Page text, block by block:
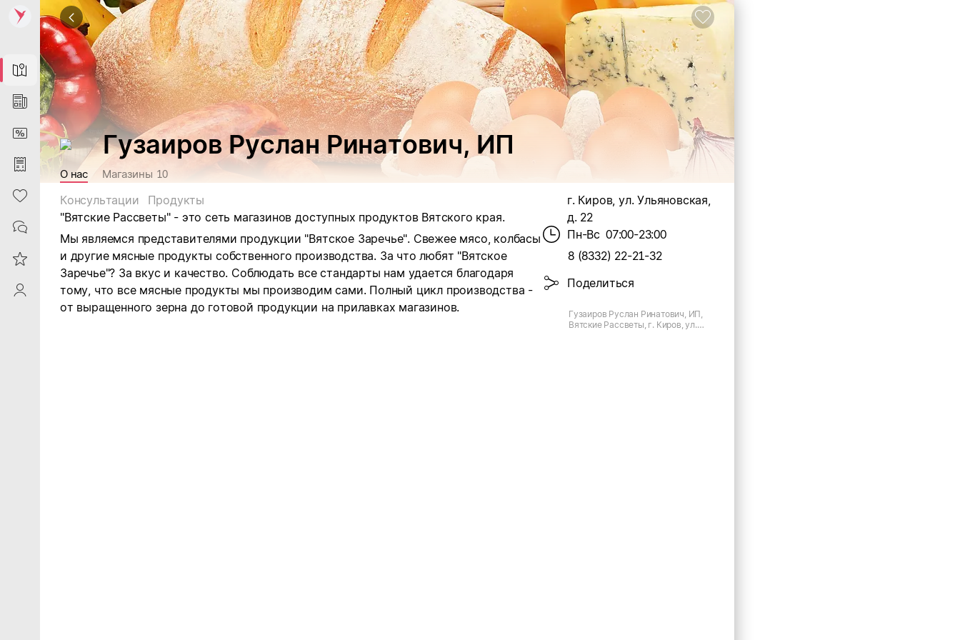
Map
News
DiscountCard
Purchases
Heart
Contacts
Reviews
ProfileSaby
Гузаиров Руслан Ринатович, ИП
О нас Магазины 10
Консультации
Продукты
"Вятские Рассветы" - это сеть магазинов доступных продуктов Вятского края.
Мы являемся представителями продукции "Вятское Заречье". Свежее мясо, колбасы
и другие мясные продукты собственного производства. За что любят "Вятское
Заречье"? За вкус и качество. Соблюдать все стандарты нам удается благодаря
тому, что все мясные продукты мы производим сами. Полный цикл производства -
от выращенного зерна до готовой продукции на прилавках магазинов.
г. Киров, ул. Ульяновская,
д. 22
Пн-Вс 07:00-23:00
8 (8332) 22-21-32
Поделиться
Гузаиров Руслан Ринатович, ИП,
Вятские Рассветы, г. Киров, ул.